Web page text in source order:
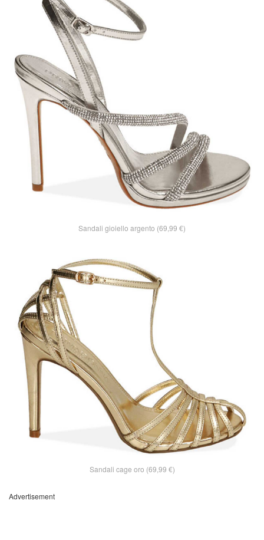
Sandali gioiello argento (69,99 €)
Sandali cage oro (69,99 €)
Advertisement